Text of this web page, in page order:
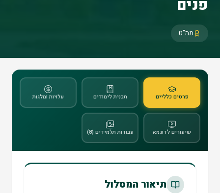
פנים
מה"ט
פרטים כלליים תכנית לימודים עלויות ומלגות
שיעורים לדוגמא עבודות תלמידים (8)
תיאור המסלול